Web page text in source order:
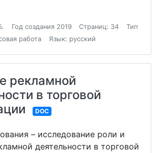
Год создания 2019 Страниц: 34
Тип
работа
Язык: русский
рекламной
в торговой
DOC
– исследование роли и
деятельности в торговой